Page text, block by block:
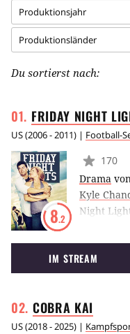
Produktionsjahr
Produktionsländer
Du sortierst nach:
FRIDAY NIGHT
US(2006 - 2011) | Football-
8.2
170
Drama
Kyle
Night
und dem
in der
Texas, in
IM STREAM
COBRA KAI
US(2018 - 2025) |